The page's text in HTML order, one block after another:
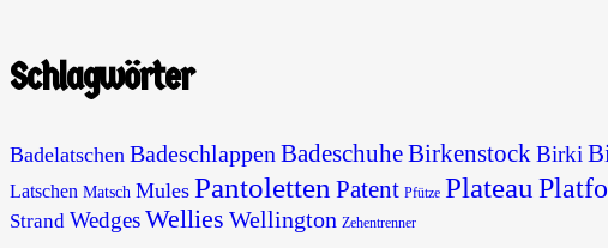
Schlagwörter
Badelatschen Badeschlappen BadeschuheBirkenstockBirki
Latschen Matsch Mules Pantoletten Patent Pfütze Plateau
Strand WedgesWellies Wellington Zehentrenner